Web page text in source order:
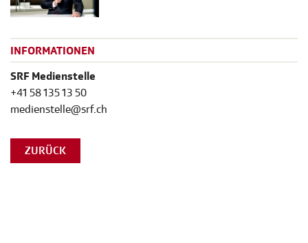
INFORMATIONEN
SRF Medienstelle
+41 58 135 13 50
medienstelle@srf.ch
ZURÜCK